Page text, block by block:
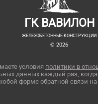
ГК ВАВИЛОН
ЖЕЛЕЗОБЕТОННЫЕ КОНСТРУКЦИИ
© 2026
условия политики в
данных каждый раз, когда
форме обратной связи на